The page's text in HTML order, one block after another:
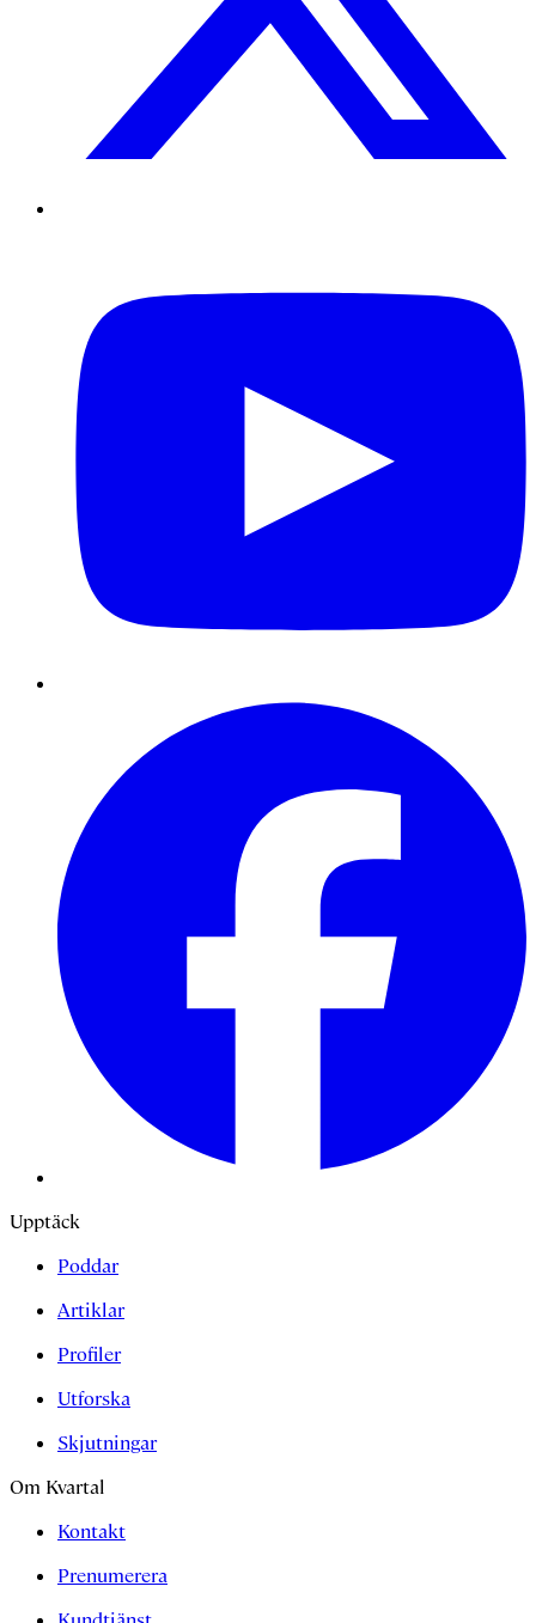
Upptäck
Poddar
Artiklar
Profiler
Utforska
Skjutningar
Om Kvartal
Kontakt
Prenumerera